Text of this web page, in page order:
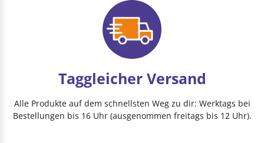
Taggleicher Versand
Alle Produkte auf dem schnellsten Weg zu dir: Werktags bei
Bestellungen bis 16 Uhr (ausgenommen freitags bis 12 Uhr).